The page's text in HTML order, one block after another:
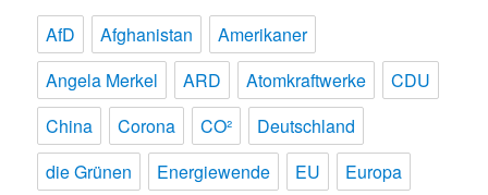
AfD Afghanistan
Amerikaner
Angela Merkel
ARD Atomkraftwerke
CDU
China
Corona CO²
Deutschland
die Grünen
Energiewende EU
Europa